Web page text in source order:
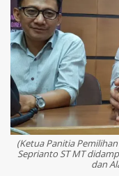
(Ketua Panitia
Seprianto ST MT
dan